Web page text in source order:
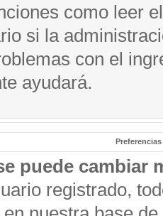
como leer
si la
con el
ayudará.
puede cambiar
registrado,